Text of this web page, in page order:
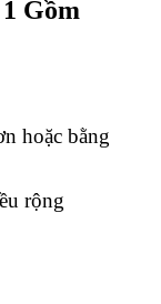
Gồm
hoặc bằng
rộng